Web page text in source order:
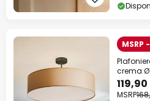
MSRP
crema
MSRP